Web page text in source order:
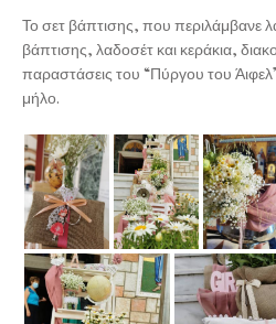
Το σετ βάπτισης, που περιλάμβανε
βάπτισης, λαδοσέτ και κεράκια,
παραστάσεις του “Πύργου του
μήλο.